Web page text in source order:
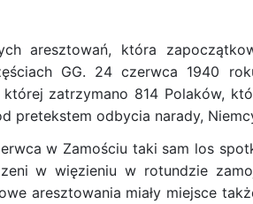
aresztowań, która
GG. 24 czerwca 1940
zatrzymano 814 Polaków,
pretekstem odbycia narady,
w Zamościu taki sam los
w więzieniu w rotundzie
aresztowania miały miejsce